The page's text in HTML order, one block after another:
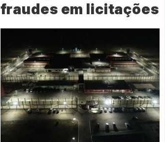
fraudes em licitações